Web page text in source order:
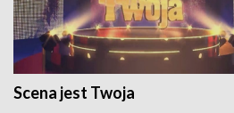
Scena jest Twoja